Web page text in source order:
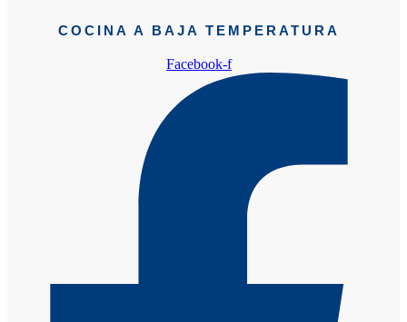
COCINA A BAJA TEMPERATURA
Facebook-f